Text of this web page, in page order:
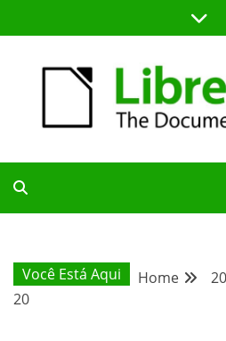
to
BLOG DA
Você Está Aqui Home
20